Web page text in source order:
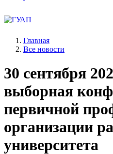
Главная
Все новости
30 сентября
выборная
первичной
организации
университета